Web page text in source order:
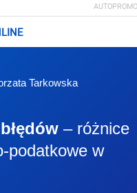
Tarkowska
– różnice
podatkowe w